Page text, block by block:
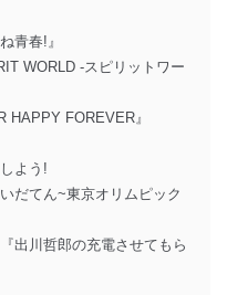
春!』
-スピリットワー
FOREVER』
よう!
てん~東京オリムピック
川哲郎の充電させてもら